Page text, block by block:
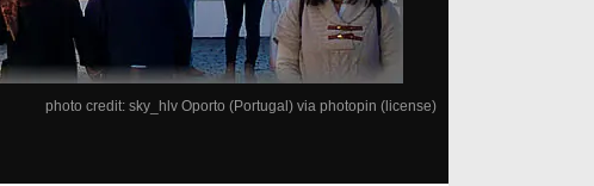
photo credit: sky_hlv Oporto (Portugal) via photopin (license)